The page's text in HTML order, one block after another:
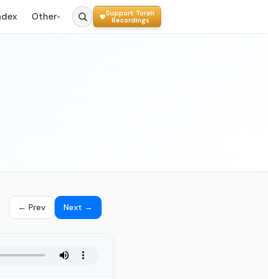
Other▾
Support Torah
Recordings
← Prev Next →